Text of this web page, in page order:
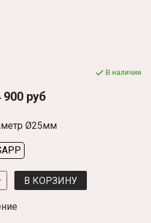
В наличии
900 руб
Ø25мм
В КОРЗИНУ